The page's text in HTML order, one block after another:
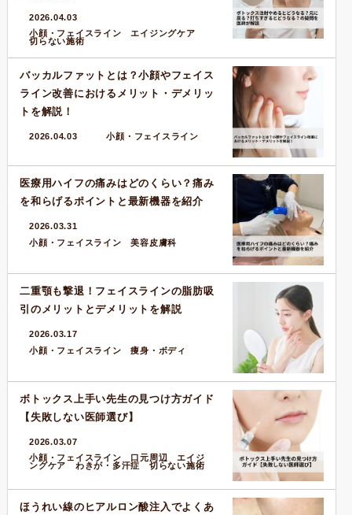
2026.04.03
小顔・フェイスライン エイジングケア
切らない施術
バッカルファットとは？小顔やフェイス
ライン改善におけるメリット・デメリッ
トを解説！
2026.04.03 小顔・フェイスライン
医療用ハイフの痛みはどのくらい？痛み
を和らげるポイントと最新機器を紹介
2026.03.31
小顔・フェイスライン 美容皮膚科
二重顎も撃退！フェイスラインの脂肪吸
引のメリットとデメリットを解説
2026.03.17
小顔・フェイスライン 痩身・ボディ
ボトックス上手い先生の見つけ方ガイド
【失敗しない医師選び】
2026.03.07
小顔・フェイスライン 口元周辺 エイジ
ングケア わきが・多汗症 切らない施術
ほうれい線のヒアルロン酸注入でよくあ